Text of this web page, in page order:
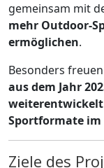
gemeinsam mit
mehr Outdoor-
ermöglichen.
Besonders
aus dem Jahr
Sportformate im
Ziele des